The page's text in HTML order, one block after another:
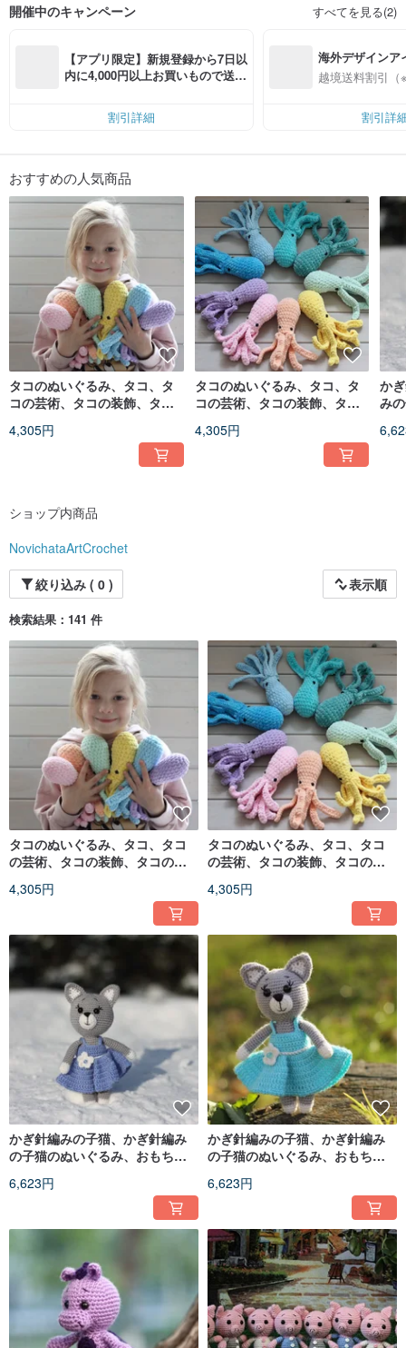
開催中のキャンペーン すべてを見る(2)
【アプリ限定】新規登録から7日以
内に4,000円以上お買いもので送料
割引詳細
海外デザインア
入
越境送料割引（
割引詳
おすすめの人気商品
タコのぬいぐるみ、タコ、タ
コの芸術、タコの装飾、タコ
4,305円
タコのぬいぐるみ、タコ、タ
コの芸術、タコの装飾、タコ
4,305円
か
み
い
ショップ内商品
NovichataArtCrochet
絞り込み ( 0 )
表示順
検索結果：141 件
タコのぬいぐるみ、タコ、タコ
の芸術、タコの装飾、タコの家
4,305円
タコのぬいぐるみ、タコ、タコ
の芸術、タコの装飾、タコの家
4,305円
かぎ針編みの子猫、かぎ針編み
の子猫のぬいぐるみ、おもちゃ
ぐるみの動物
6,623円
かぎ針編みの子猫、かぎ針編み
の子猫のぬいぐるみ、おもちゃ
ぐるみの動物
6,623円